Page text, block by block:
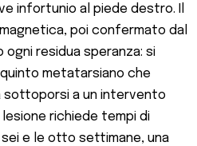
infortunio al piede destro. Il
poi confermato dal
residua speranza: si
metatarsiano che
a un intervento
richiede tempi di
e le otto settimane, una